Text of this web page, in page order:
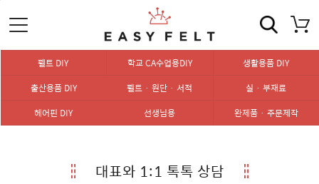
펠트 DIY 학교 CA수업용DIY
생활용품 DIY
출산용품 DIY
펠트 · 원단 · 서적
실 · 부재료
헤어핀 DIY
선생님용 완제품 · 주문제작
대표와 1:1 톡톡 상담